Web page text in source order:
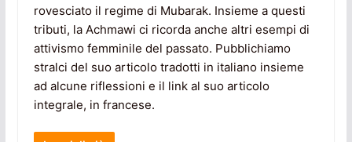
rovesciato il regime di Mubarak. Insieme a questi
tributi, la Achmawi ci ricorda anche altri esempi di
attivismo femminile del passato. Pubblichiamo
stralci del suo articolo tradotti in italiano insieme
ad alcune riflessioni e il link al suo articolo
integrale, in francese.